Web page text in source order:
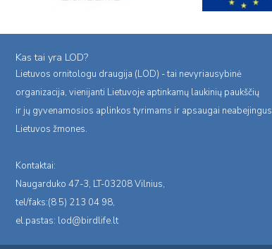
Kas tai yra LOD?
Lietuvos ornitologu draugija (LOD) - tai nevyriausybinė
organizacija, vienijanti Lietuvoje aptinkamų laukinių paukščių
ir jų gyvenamosios aplinkos tyrimams ir apsaugai neabejingus
Lietuvos žmones.
Kontaktai:
Naugarduko 47-3, LT-03208 Vilnius,
tel/faks:(8 5) 213 04 98,
el.pastas: lod@birdlife.lt